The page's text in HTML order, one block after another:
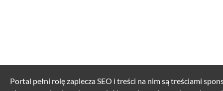
Portal pełni rolę zaplecza SEO i treści na nim są treściami